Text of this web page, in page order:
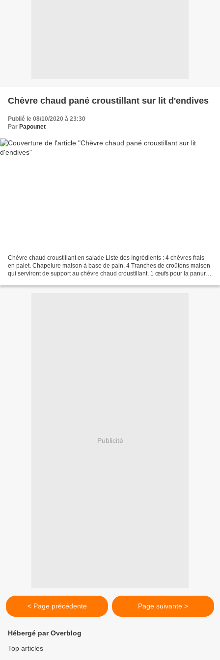
Chèvre chaud pané croustillant sur lit d'endives
Publié le 08/10/2020 à 23:30
Par Papounet
Chèvre chaud croustillant en salade Liste des Ingrédients : 4 chèvres frais
en palet. Chapelure maison à base de pain. 4 Tranches de croûtons maison
qui serviront de support au chèvre chaud croustillant. 1 œufs pour la panure.
Publicité
< Page précédente Page suivante >
Hébergé par Overblog
Top articles